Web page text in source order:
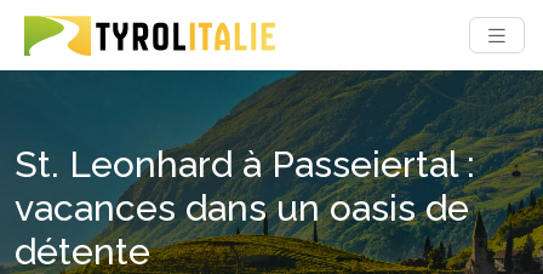
St. Leonhard à Passeiertal :
vacances dans un oasis de
détente